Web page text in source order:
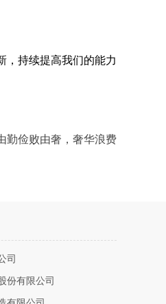
，持续提高我们的能力
勤俭败由奢，奢华浪费
司
份有限公司